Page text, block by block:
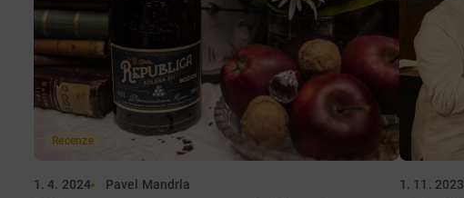
Recenze
1. 4. 2024 Pavel Mandrla 1. 11. 2023